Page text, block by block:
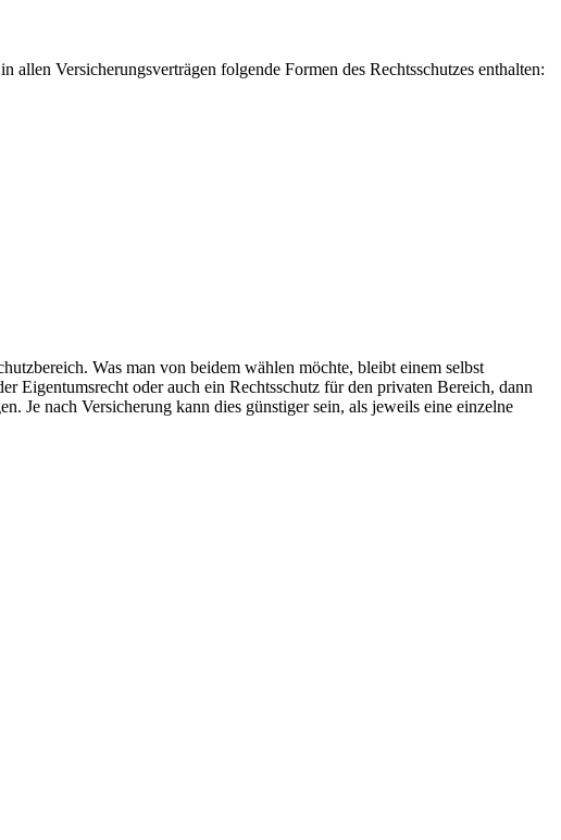
Versicherungsverträgen folgende Formen des Rechtsschutzes enthalten:
Was man von beidem wählen möchte, bleibt einem selbst
Eigentumsrecht oder auch ein Rechtsschutz für den privaten Bereich, dann
Je nach Versicherung kann dies günstiger sein, als jeweils eine einzelne